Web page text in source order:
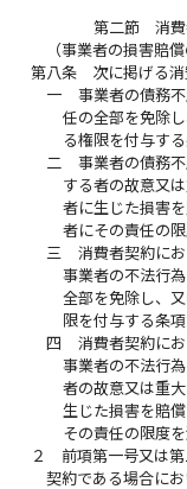
第二節 消費
（事業者の損害賠
第八条
次に掲げる
一
事業者の債務
任の全部を免除
る権限を付与す
二
事業者の債務
する者の故意又
者に生じた損害
者にその責任の
三
消費者契約に
事業者の不法行
全部を免除し、
限を付与する条項
四
消費者契約に
事業者の不法行
者の故意又は重
生じた損害を賠
その責任の限度
２
前項第一号又は
契約である場合に